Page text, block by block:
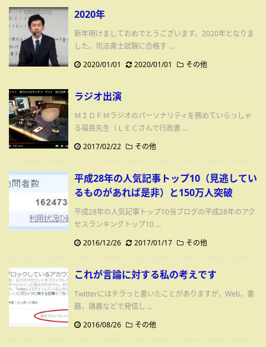
2020年
新年明けましておめでとうございます。2020年となりま
した。司法書士試験に合格す ...
2020/01/01
2020/01/01 その他
ラジオ出演
ＭＩＤＦＭラジオのパーソナリティを務めていらっしゃ
る福島先生（ＬＥＣさんで行政書 ...
2017/02/22
その他
平成28年の人気記事トップ10（見逃してい
るものがあれば是非）と150万人突破
平成28年の人気記事トップ10当ブログの平成28年のアク
セスランキングトップ10 ...
2016/12/26
2017/01/17 その他
これが言論に対する私の考えです
Twitterにはチラっと書いたことがありますが，Web，書
籍，講義などで発信し ...
2016/08/26
その他